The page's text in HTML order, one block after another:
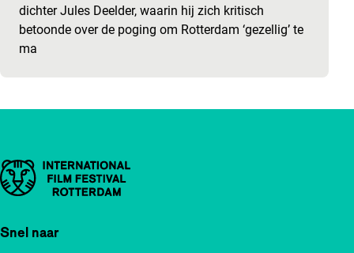
dichter Jules Deelder, waarin hij zich kritisch
betoonde over de poging om Rotterdam ‘gezellig’ te
ma
Belangrijke links
Snel naar